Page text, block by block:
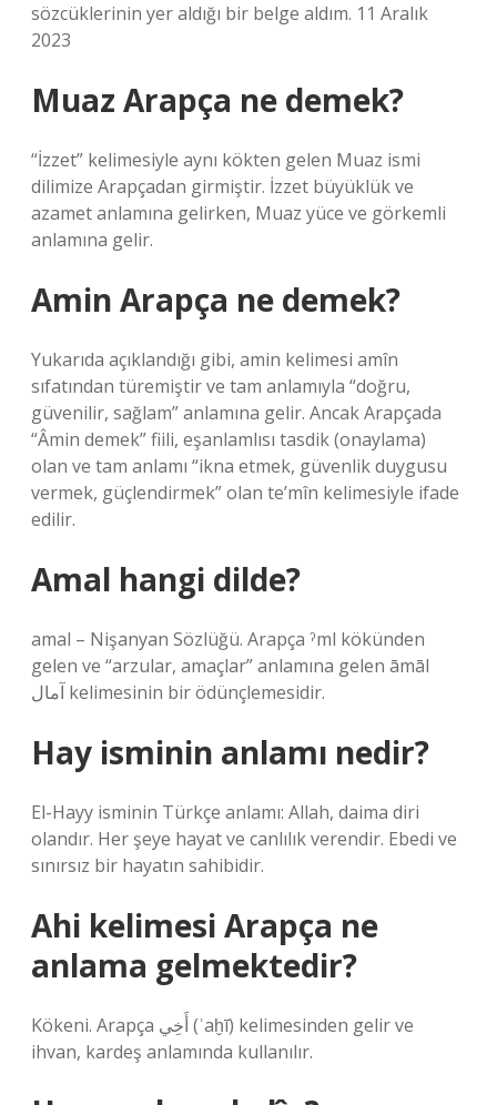
sözcüklerinin yer aldığı bir belge aldım. 11 Aralık
2023
Muaz Arapça ne demek?
“İzzet” kelimesiyle aynı kökten gelen Muaz ismi
dilimize Arapçadan girmiştir. İzzet büyüklük ve
azamet anlamına gelirken, Muaz yüce ve görkemli
anlamına gelir.
Amin Arapça ne demek?
Yukarıda açıklandığı gibi, amin kelimesi amîn
sıfatından türemiştir ve tam anlamıyla “doğru,
güvenilir, sağlam” anlamına gelir. Ancak Arapçada
“Âmin demek” fiili, eşanlamlısı tasdik (onaylama)
olan ve tam anlamı “ikna etmek, güvenlik duygusu
vermek, güçlendirmek” olan te’mîn kelimesiyle ifade
edilir.
Amal hangi dilde?
amal – Nişanyan Sözlüğü. Arapça ˀml kökünden
gelen ve “arzular, amaçlar” anlamına gelen āmāl
آمال kelimesinin bir ödünçlemesidir.
Hay isminin anlamı nedir?
El-Hayy isminin Türkçe anlamı: Allah, daima diri
olandır. Her şeye hayat ve canlılık verendir. Ebedi ve
sınırsız bir hayatın sahibidir.
Ahi kelimesi Arapça ne
anlama gelmektedir?
Kökeni. Arapça أَخِي‎ (ʾaḫī) kelimesinden gelir ve
ihvan, kardeş anlamında kullanılır.